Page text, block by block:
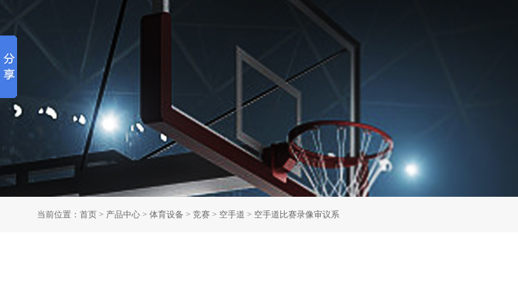
当前位置： 首页 > 产品中心 > 体育设备 > 竞赛 > 空手道 > 空手道比赛录像审议系